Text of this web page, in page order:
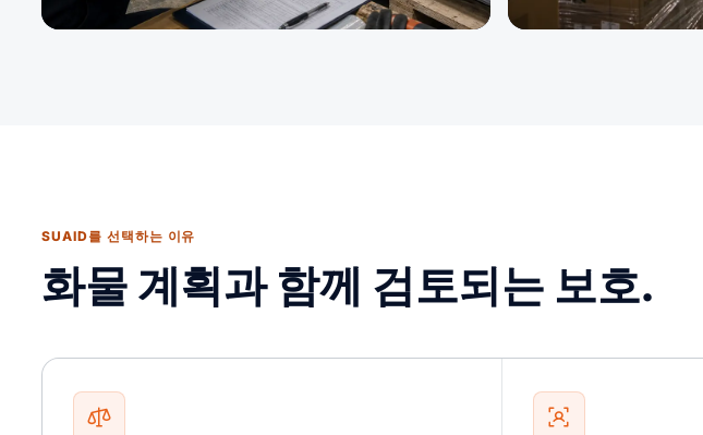
SUAID를 선택하는 이유
화물 계획과 함께 검토되는 보호.